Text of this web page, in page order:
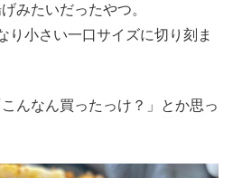
みたいだったやつ。
り小さい一口サイズに切り刻ま
んなん買ったっけ？」とか思っ